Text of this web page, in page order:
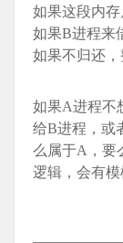
如果这段内
如果B进程来
如果不归还，
如果A进程不
给B进程，或
么属于A，要
逻辑，会有模